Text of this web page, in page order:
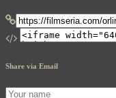
Share via Email